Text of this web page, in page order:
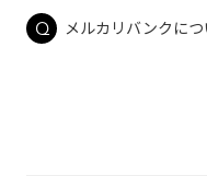
メルカリバンクに